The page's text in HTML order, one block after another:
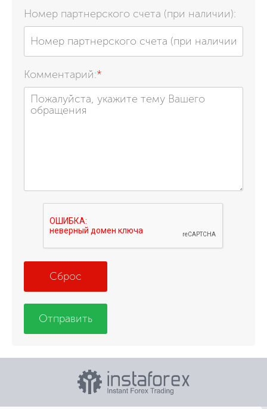
Номер партнерского счета (при наличии):
Комментарий:*
Сброс
Отправить